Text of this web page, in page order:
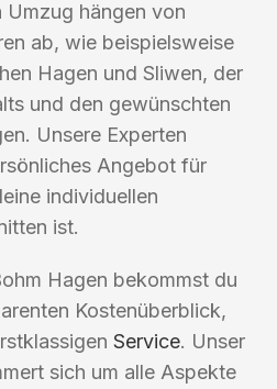
Umzug hängen von
ab, wie beispielsweise
Hagen und Sliwen, der
und den gewünschten
Unsere Experten
Angebot für
individuellen
ist.
Hagen bekommst du
Kostenüberblick,
Service. Unser
sich um alle Aspekte